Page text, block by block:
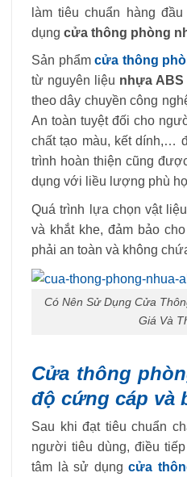
làm tiêu chuẩn hàng
dụng cửa thông phòng
Sản phẩm cửa thông
từ nguyên liệu nhựa ABS
theo dây chuyền công
An toàn tuyệt đối cho
chất tạo màu, kết dính,…
trình hoàn thiện cũng
dụng với liều lượng phù
Quá trình lựa chọn vật
và khắt khe, đảm bảo
phải an toàn và không
Có Nên Sử Dụng Cửa
Giá Và
Cửa thông
độ cứng cáp và
Sau khi đạt tiêu chuẩn
người tiêu dùng, điều
tâm là sử dụngcửa